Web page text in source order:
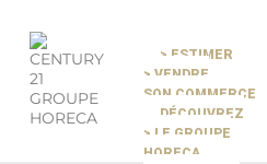
> ESTIMER
> VENDRE
SON COMMERCE
DÉCOUVREZ
> LE GROUPE
HORECA
Pause slide rotation
Resume slide rotation
Previous slide